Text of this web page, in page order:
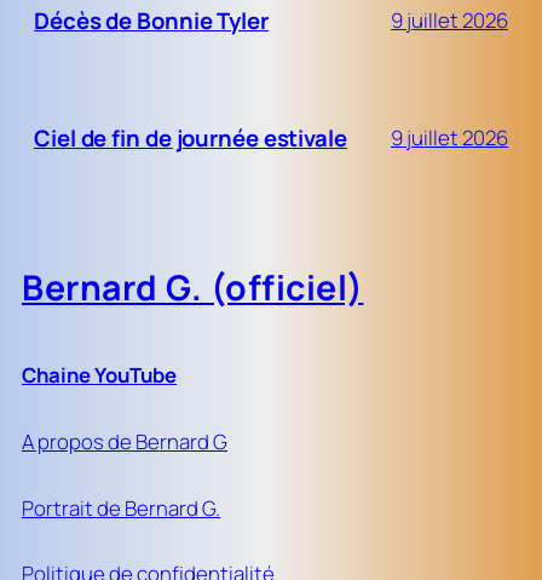
Décès de Bonnie Tyler 9 juillet 2026
Ciel de fin de journée estivale 9 juillet 2026
Bernard G. (officiel)
Chaine YouTube
A propos de Bernard G
Portrait de Bernard G.
Politique de confidentialité